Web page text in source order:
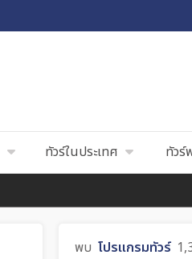
ทัวร์ในประเทศ ทัวร์
พบ โปรแกรมทัวร์